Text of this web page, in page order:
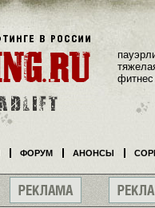
фитнес
ФОРУМ АНОНСЫ